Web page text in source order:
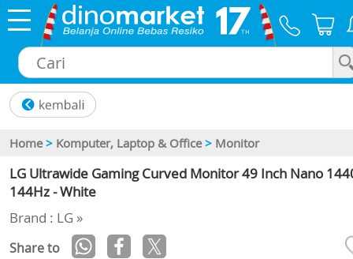
Home > Komputer, Laptop & Office > Monitor
LG Ultrawide Gaming Curved Monitor 49 Inch Nano
144Hz - White
Brand : LG »
Share to